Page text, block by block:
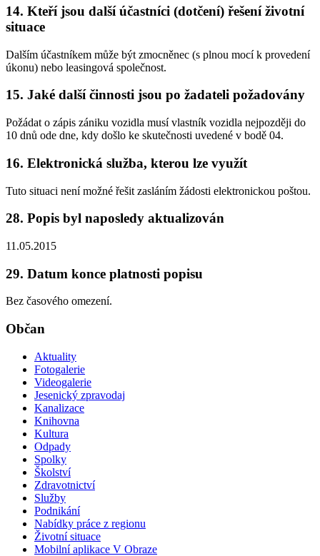
14. Kteří jsou další účastníci (dotčení) řešení životní
situace
Dalším účastníkem může být zmocněnec (s plnou mocí k provedení
úkonu) nebo leasingová společnost.
15. Jaké další činnosti jsou po žadateli požadovány
Požádat o zápis zániku vozidla musí vlastník vozidla nejpozději do
10 dnů ode dne, kdy došlo ke skutečnosti uvedené v bodě 04.
16. Elektronická služba, kterou lze využít
Tuto situaci není možné řešit zasláním žádosti elektronickou poštou.
28. Popis byl naposledy aktualizován
11.05.2015
29. Datum konce platnosti popisu
Bez časového omezení.
Občan
Aktuality
Fotogalerie
Videogalerie
Jesenický zpravodaj
Kanalizace
Knihovna
Kultura
Odpady
Spolky
Školství
Zdravotnictví
Služby
Podnikání
Nabídky práce z regionu
Životní situace
Mobilní aplikace V Obraze